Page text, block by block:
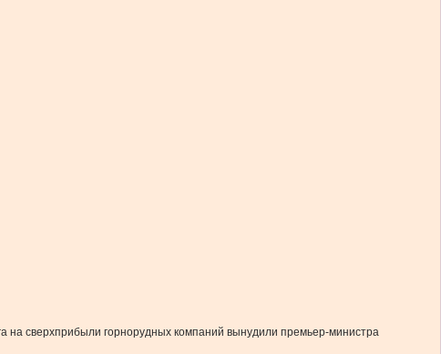
на сверхприбыли горнорудных компаний вынудили премьер-министра